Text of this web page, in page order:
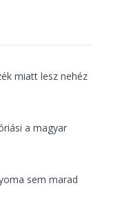
miatt lesz nehéz
a magyar
sem marad